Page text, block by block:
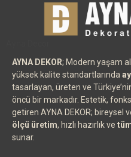
AYNA DEKOR; Modern yaşam
yüksek kalite standartlarında
tasarlayan, üreten ve
öncü bir markadır. Estetik,
getiren AYNA DEKOR; bireysel
ölçü üretim, hızlı hazırlık ve
sunar.